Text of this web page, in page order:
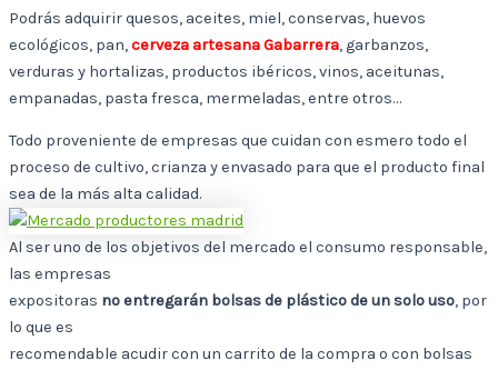
Podrás adquirir quesos, aceites, miel, conservas, huevos
ecológicos, pan,cerveza artesana Gabarrera, garbanzos,
verduras y hortalizas, productos ibéricos, vinos, aceitunas,
empanadas, pasta fresca, mermeladas, entre otros…
Todo proveniente de empresas que cuidan con esmero todo el
proceso de cultivo, crianza y envasado para que el producto final
sea de la más alta calidad.
Al ser uno de los objetivos del mercado el consumo responsable,
las empresas
expositoras no entregarán bolsas de plástico de un solo uso, por
lo que es
recomendable acudir con un carrito de la compra o con bolsas